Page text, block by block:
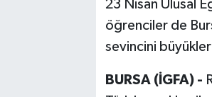
23 Nisan Ulusal
öğrenciler de
sevincini
BURSA (İGFA) -